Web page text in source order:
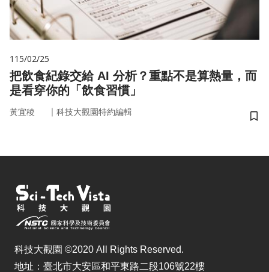
115/02/25
把飲食紀錄交給 AI 分析？重點不是算熱量，而
是看穿你的「飲食習慣」
黃宜稜 ｜ 科技大觀園特約編輯
儲
科技大觀園 ©2020 All Rights Reserved.
地址：臺北市大安區和平東路二段106號22樓